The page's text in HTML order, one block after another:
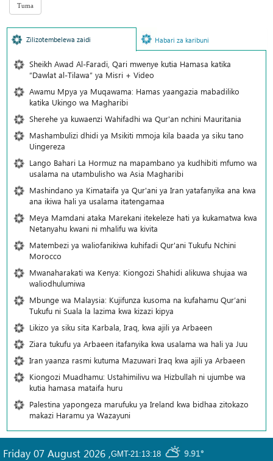
Zilizotembelewa zaidi Habari za karibuni
Sheikh Awad Al-Faradi, Qari mwenye kutia Hamasa katika
“Dawlat al-Tilawa” ya Misri + Video
Awamu Mpya ya Muqawama: Hamas yaangazia mabadiliko
katika Ukingo wa Magharibi
Sherehe ya kuwaenzi Wahifadhi wa Qur'an nchini Mauritania
Mashambulizi dhidi ya Msikiti mmoja kila baada ya siku tano
Uingereza
Lango Bahari La Hormuz na mapambano ya kudhibiti mfumo wa
usalama na utambulisho wa Asia Magharibi
Mashindano ya Kimataifa ya Qur'ani ya Iran yatafanyika ana kwa
ana ikiwa hali ya usalama itatengamaa
Meya Mamdani ataka Marekani itekeleze hati ya kukamatwa kwa
Netanyahu kwani ni mhalifu wa kivita
Matembezi ya waliofanikiwa kuhifadi Qur'ani Tukufu Nchini
Morocco
Mwanaharakati wa Kenya: Kiongozi Shahidi alikuwa shujaa wa
waliodhulumiwa
Mbunge wa Malaysia: Kujifunza kusoma na kufahamu Qur’ani
Tukufu ni Suala la lazima kwa kizazi kipya
Likizo ya siku sita Karbala, Iraq, kwa ajili ya Arbaeen
Ziara tukufu ya Arbaeen itafanyika kwa usalama wa hali ya Juu
Iran yaanza rasmi kutuma Mazuwari Iraq kwa ajili ya Arbaeen
Kiongozi Muadhamu: Ustahimilivu wa Hizbullah ni ujumbe wa
kutia hamasa mataifa huru
Palestina yapongeza marufuku ya Ireland kwa bidhaa zitokazo
makazi Haramu ya Wazayuni
GMT-21:13:18 9.91°
Friday 07 August 2026 ,